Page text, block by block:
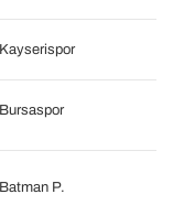
Kayserispor
Bursaspor
Batman P.